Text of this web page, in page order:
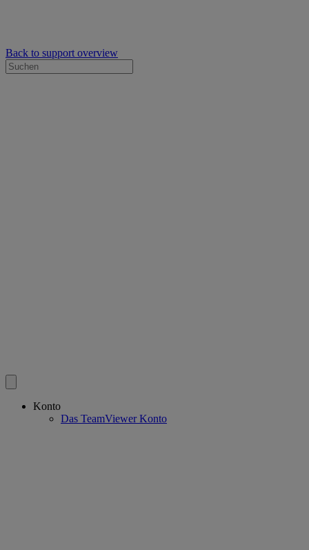
Back to support overview
Konto
Das TeamViewer Konto